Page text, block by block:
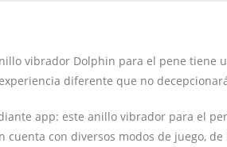
vibrador Dolphin para el pene tiene
diferente que no
app: este anillo vibrador para el
cuenta con diversos modos de juego,